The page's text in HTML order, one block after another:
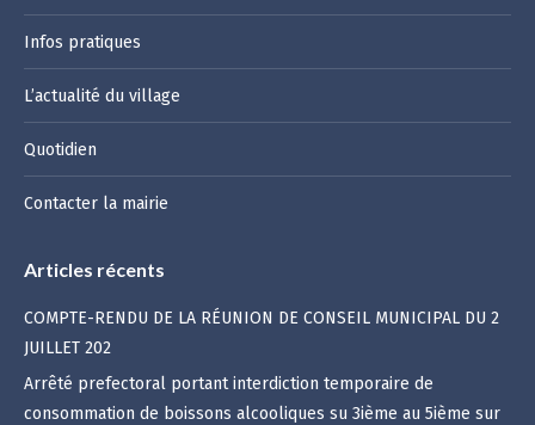
Infos pratiques
L’actualité du village
Quotidien
Contacter la mairie
Articles récents
COMPTE-RENDU DE LA RÉUNION DE CONSEIL MUNICIPAL DU 2
JUILLET 202
Arrêté prefectoral portant interdiction temporaire de
consommation de boissons alcooliques su 3ième au 5ième sur